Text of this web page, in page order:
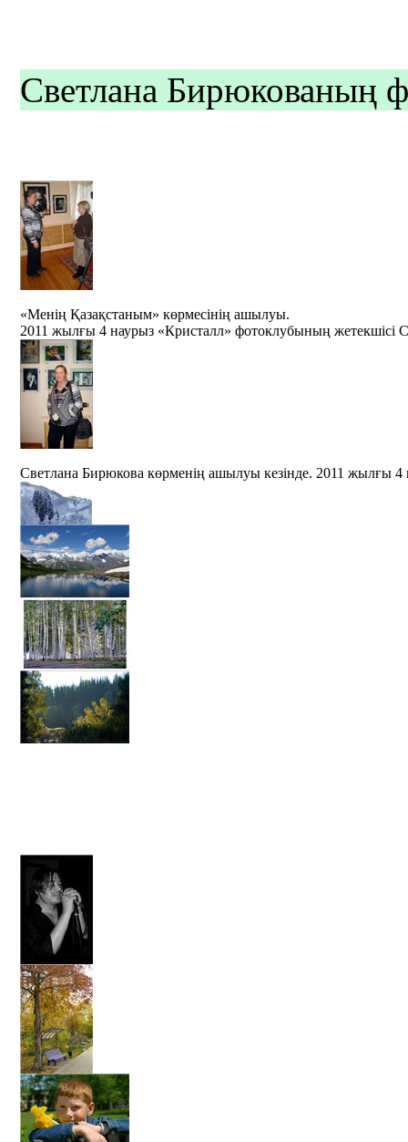
Светлана Бирюкованың
«Менің Қазақстаным» көрмесінің ашылуы.
2011 жылғы 4 наурыз «Кристалл» фотоклубының жетекшісі
Светлана Бирюкова көрменің ашылуы кезінде. 2011 жылғы 4
Қысқы ертегі